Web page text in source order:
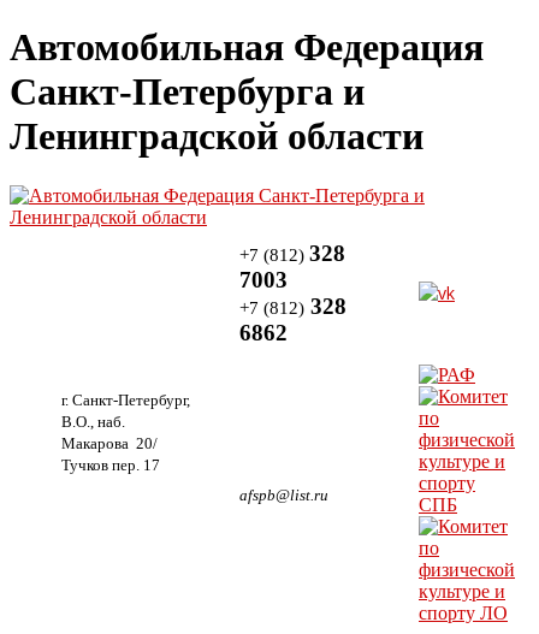
Автомобильная Федерация
Санкт-Петербурга и
Ленинградской области
г. Санкт-Петербург,
В.О., наб.
Макарова 20/
Тучков пер. 17
+7 (812) 328
7003
+7 (812) 328
6862
afspb@list.ru